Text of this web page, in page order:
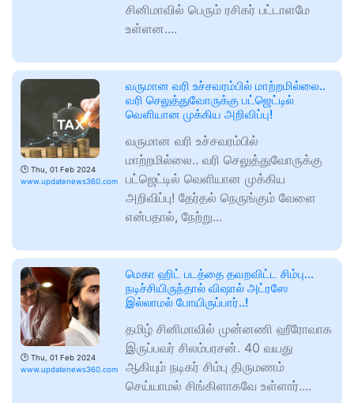
சினிமாவில் பெரும் ரசிகர் பட்டாளமே
உள்ளன....
🕑 Thu, 01 Feb 2024
www.updatenews360.com
வருமான வரி உச்சவரம்பில் மாற்றமில்லை..
வரி செலுத்துவோருக்கு பட்ஜெட்டில்
வெளியான முக்கிய அறிவிப்பு!
வருமான வரி உச்சவரம்பில்
மாற்றமில்லை.. வரி செலுத்துவோருக்கு
பட்ஜெட்டில் வெளியான முக்கிய
அறிவிப்பு! தேர்தல் நெருங்கும் வேளை
என்பதால், நேற்று...
🕑 Thu, 01 Feb 2024
www.updatenews360.com
மெகா ஹிட் படத்தை தவறவிட்ட சிம்பு…
நடிச்சியிருந்தால் விஷால் அட்ரஸே
இல்லாமல் போயிருப்பார்..!
தமிழ் சினிமாவில் முன்னணி ஹீரோவாக
இருப்பவர் சிலம்பரசன். 40 வயது
ஆகியும் நடிகர் சிம்பு திருமணம்
செய்யாமல் சிங்கிளாகவே உள்ளார்....